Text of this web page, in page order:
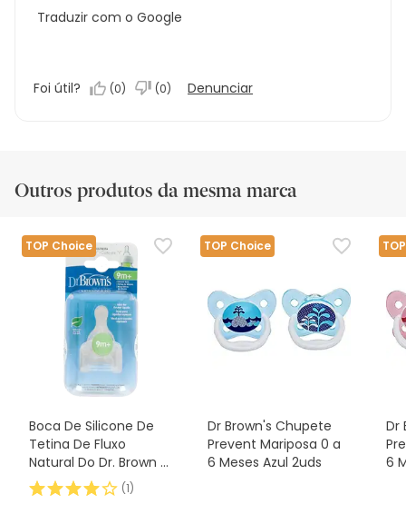
Traduzir com o Google
Foi útil? (0) (0) Denunciar
Outros produtos da mesma marca
TOP Choice
Boca De Silicone De
Tetina De Fluxo
Natural Do Dr. Brown E
Padrão 2uds
(1)
TOP Choice
Dr Brown's Chupete
Prevent Mariposa 0 a
6 Meses Azul 2uds
Dr
6